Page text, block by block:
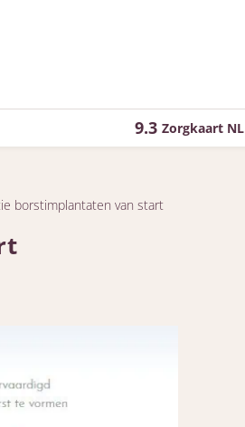
9.3 Zorgkaart NL
borstimplantaten van start